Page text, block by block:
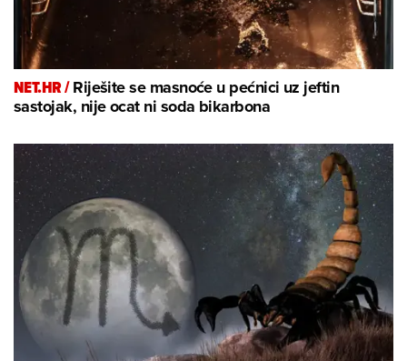
NET.HR /Riješite se masnoće u pećnici uz jeftin
sastojak, nije ocat ni soda bikarbona